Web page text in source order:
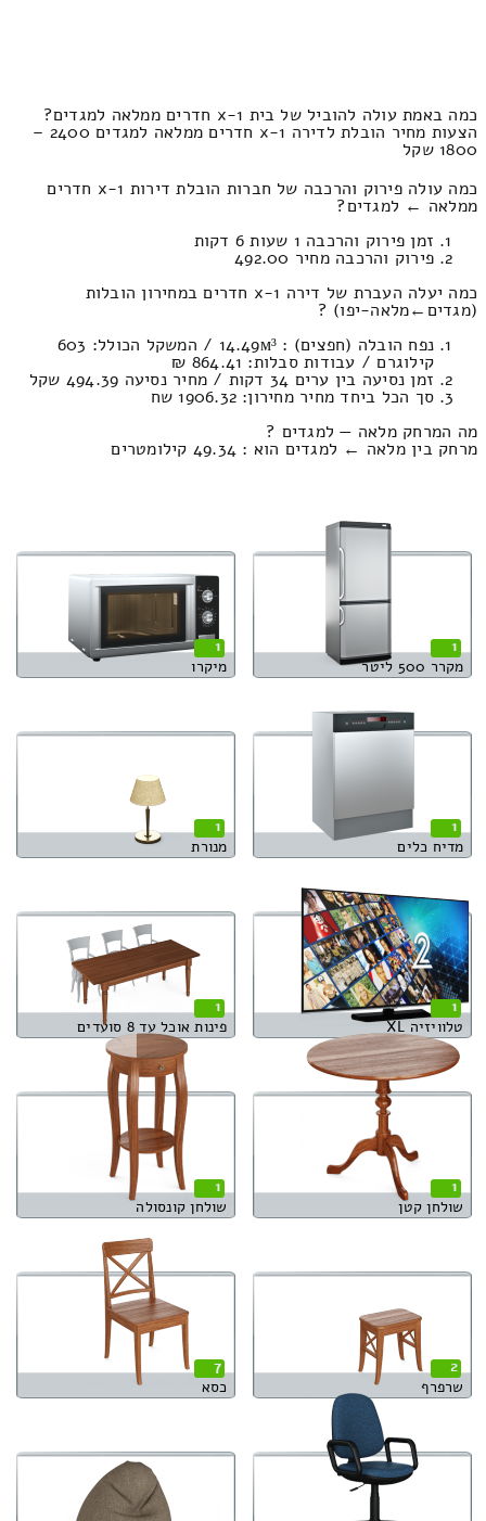
כמה באמת עולה להוביל של בית 1-x חדרים ממלאה למגדים?
הצעות מחיר הובלת לדירה 1-x חדרים ממלאה למגדים 2400 –
1800 שקל
כמה עולה פירוק והרכבה של חברות הובלת דירות 1-x חדרים
ממלאה ← למגדים?
זמן פירוק והרכבה 1 שעות 6 דקות
פירוק והרכבה מחיר 492.00
כמה יעלה העברת של דירה 1-x חדרים במחירון הובלות
(מגדים‎←‏מלאה-יפו) ?
נפח הובלה (חפצים) : 14.49м³ / המשקל הכולל: 603
קילוגרם / עבודות סבלות: 864.41 ₪
זמן נסיעה בין ערים 34 דקות / מחיר נסיעה 494.39 שקל
סך הכל ביחד מחיר מחירון: 1906.32 שח
מה המרחק מלאה — למגדים ?
מרחק בין מלאה ← למגדים הוא : 49.34 קילומטרים
1
מקרר 500 ליטר
1
מיקרו
1
מדיח כלים
1
מנורת
1
טלוויזיה XL
1
פינות אוכל עד 8 סועדים
1
שולחן קטן
1
שולחן קונסולה
2
שרפרף
7
כסא